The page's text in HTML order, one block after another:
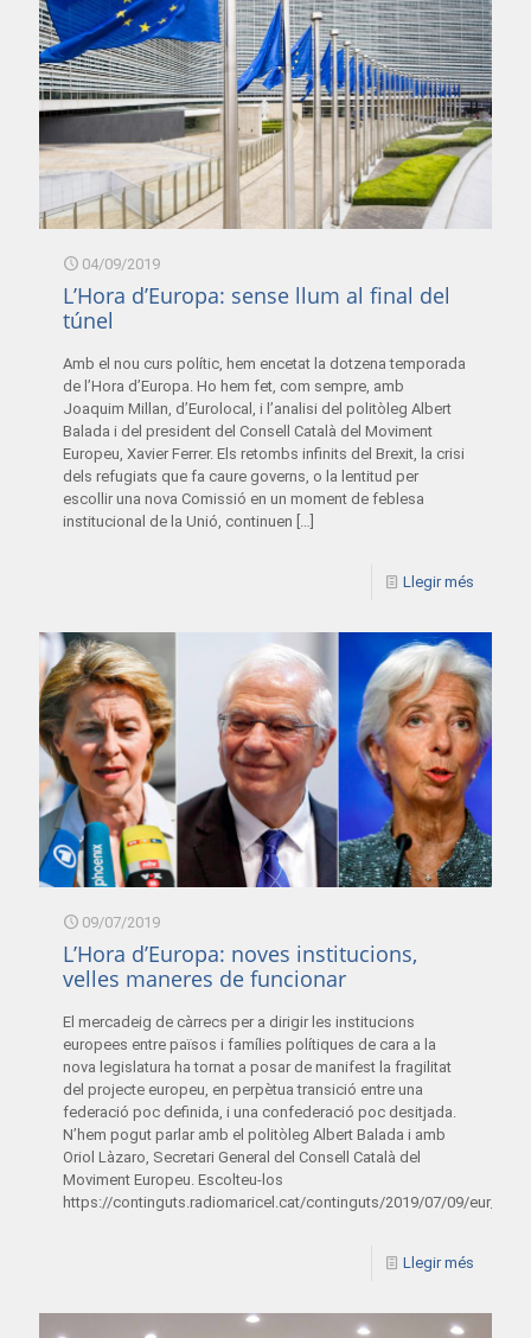
04/09/2019
L’Hora d’Europa: sense llum al final del
túnel
Amb el nou curs polític, hem encetat la dotzena temporada
de l’Hora d’Europa. Ho hem fet, com sempre, amb
Joaquim Millan, d’Eurolocal, i l’analisi del politòleg Albert
Balada i del president del Consell Català del Moviment
Europeu, Xavier Ferrer. Els retombs infinits del Brexit, la crisi
dels refugiats que fa caure governs, o la lentitud per
escollir una nova Comissió en un moment de feblesa
institucional de la Unió, continuen […]
Llegir més
09/07/2019
L’Hora d’Europa: noves institucions,
velles maneres de funcionar
El mercadeig de càrrecs per a dirigir les institucions
europees entre països i famílies polítiques de cara a la
nova legislatura ha tornat a posar de manifest la fragilitat
del projecte europeu, en perpètua transició entre una
federació poc definida, i una confederació poc desitjada.
N’hem pogut parlar amb el politòleg Albert Balada i amb
Oriol Làzaro, Secretari General del Consell Català del
Moviment Europeu. Escolteu-los
https://continguts.radiomaricel.cat/continguts/2019/07/09/
Llegir més